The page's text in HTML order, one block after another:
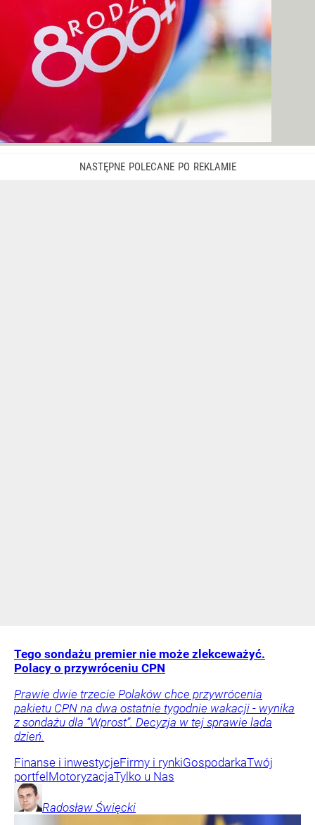
Tego sondażu premier nie może zlekceważyć.
Polacy o przywróceniu CPN
Prawie dwie trzecie Polaków chce przywrócenia
pakietu CPN na dwa ostatnie tygodnie wakacji - wynika
z sondażu dla “Wprost”. Decyzja w tej sprawie lada
dzień.
Finanse i inwestycjeFirmy i rynkiGospodarkaTwój
portfelMotoryzacjaTylko u Nas
Radosław Święcki